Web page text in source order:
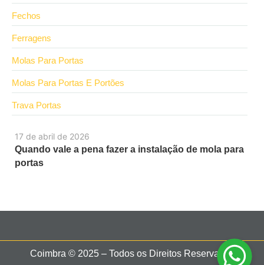
17 de abril de 2026
Quando vale a pena fazer a instalação de mola para
portas
Fechos
Ferragens
Molas Para Portas
Molas Para Portas E Portões
Trava Portas
Coimbra © 2025 – Todos os Direitos Reservados